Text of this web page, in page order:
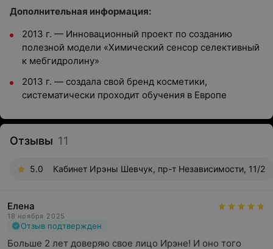
Дополнительная информация:
2013 г. — Инновационный проект по созданию
полезной модели «Химический сенсор селективный
к мебгидролину»
2013 г. — создала свой бренд косметики,
систематически проходит обучения в Европе
Отзывы 11
5.0 Кабинет Ирэны Шевчук, пр-т Независимости, 11/2
Елена
18 ноября 2025
Отзыв подтвержден
Больше 2 лет доверяю свое лицо Ирэне! И оно того